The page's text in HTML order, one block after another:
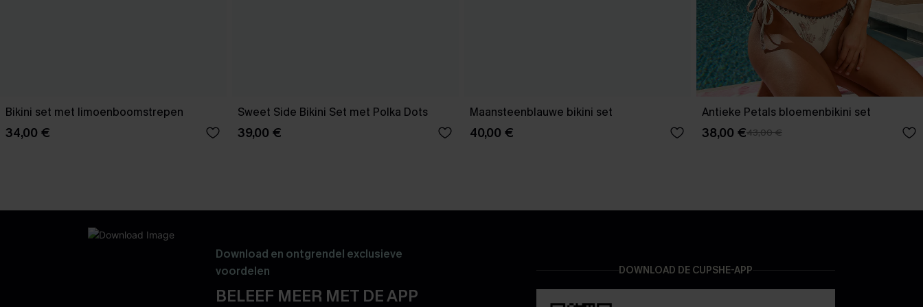
Bikini set met limoenboomstrepen
34,00 €
Sweet Side Bikini Set met Polka Dots
39,00 €
Maansteenblauwe bikini set
40,00 €
Antieke Petals bloemenbikini set
38,00 €43,00 €
Download en ontgrendel exclusieve
voordelen
BELEEF MEER MET DE APP
DOWNLOAD DE CUPSHE-APP